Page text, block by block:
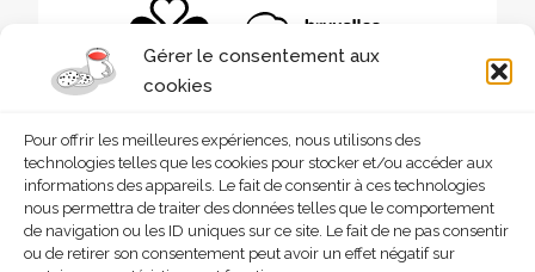
Gérer le consentement aux
cookies
Pour offrir les meilleures expériences, nous utilisons des
technologies telles que les cookies pour stocker et/ou accéder aux
informations des appareils. Le fait de consentir à ces technologies
nous permettra de traiter des données telles que le comportement
de navigation ou les ID uniques sur ce site. Le fait de ne pas consentir
ou de retirer son consentement peut avoir un effet négatif sur